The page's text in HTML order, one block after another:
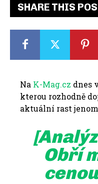
SHARE THIS
Na K-Mag.cz dnes
kterou rozhodně
aktuální rast
Obří